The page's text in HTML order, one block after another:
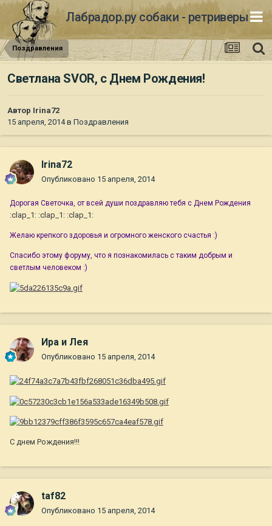
Лабрадор.ру собаки - ретриверы
Поздравления
Светлана SVOR, с Днем Рождения!
Автор Irina72
15 апреля, 2014в Поздравления
Irina72
Опубликовано 15 апреля, 2014
Дорогая Светочка, от всей души поздравляю тебя с Днем Рождения
:clap_1: :clap_1: :clap_1:
Желаю крепкого здоровья и огромного женского счастья :)
Спасибо этому форуму, что я познакомилась с таким добрым и
светлым человеком :)
Ира и Лея
Опубликовано 15 апреля, 2014
С днем Рождения!!!
taf82
Опубликовано 15 апреля, 2014